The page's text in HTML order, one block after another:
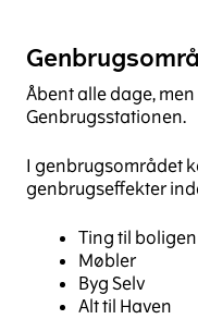
Åbent alle dage,
Genbrugsstationen.
I genbrugsområdet
genbrugseffekter
Ting til boligen
Møbler
Byg Selv
Alt til Haven